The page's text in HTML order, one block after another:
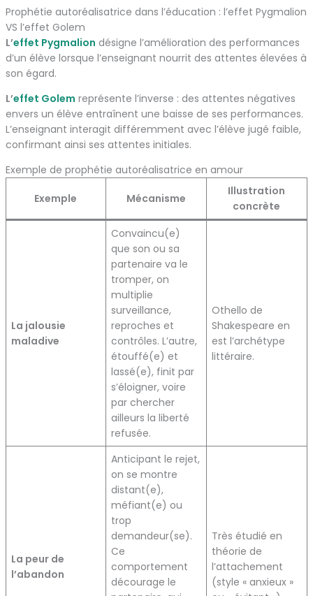
Prophétie autoréalisatrice dans l’éducation : l’effet Pygmalion
VS l’effet Golem
L’effet Pygmalion désigne l’amélioration des performances
d’un élève lorsque l’enseignant nourrit des attentes élevées à
son égard.
L’effet Golem représente l’inverse : des attentes négatives
envers un élève entraînent une baisse de ses performances.
L’enseignant interagit différemment avec l’élève jugé faible,
confirmant ainsi ses attentes initiales.
Exemple de prophétie autoréalisatrice en amour
Exemple Mécanisme
Illustration
concrète
La jalousie
maladive
Convaincu(e)
que son ou sa
partenaire va le
tromper, on
multiplie
surveillance,
reproches et
contrôles. L’autre,
étouffé(e) et
lassé(e), finit par
s’éloigner, voire
par chercher
ailleurs la liberté
refusée.
Othello de
Shakespeare en
est l’archétype
littéraire.
La peur de
l’abandon
Anticipant le rejet,
on se montre
distant(e),
méfiant(e) ou
trop
demandeur(se).
Ce
comportement
décourage le
Très étudié en
théorie de
l’attachement
(style « anxieux »